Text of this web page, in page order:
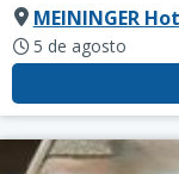
MEININGER
5 de agosto